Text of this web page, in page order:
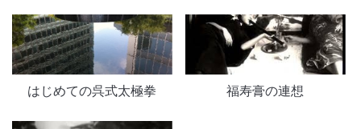
はじめての呉式太極拳 福寿膏の連想